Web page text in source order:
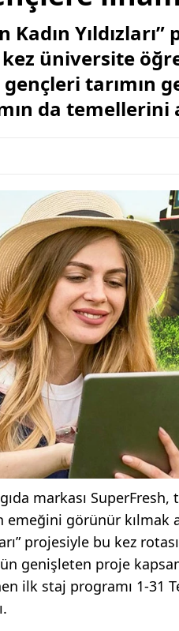
Kadın
kez üniversite
tarımın
da temellerini
markası SuperFresh,
görünür kılmak
projesiyle bu kez
genişleten proje
ilk staj programı 1-31